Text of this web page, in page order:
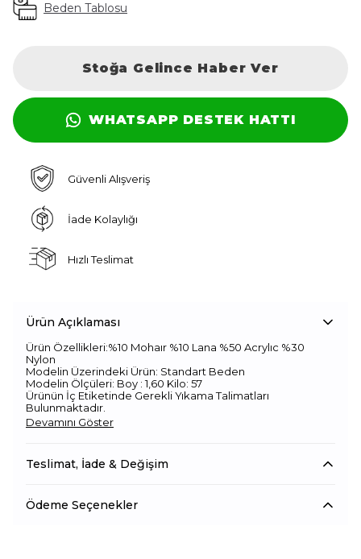
Beden Tablosu
Stoğa Gelince Haber Ver
WHATSAPP DESTEK HATTI
Güvenli Alışveriş
İade Kolaylığı
Hızlı Teslimat
Ürün Açıklaması
Ürün Özellikleri:%10 Mohaır %10 Lana %50 Acrylıc %30
Nylon
Modelin Üzerindeki Ürün: Standart Beden
Modelin Ölçüleri: Boy : 1,60 Kilo: 57
Ürünün İç Etiketinde Gerekli Yıkama Talimatları
Bulunmaktadır.
Devamını Göster
Teslimat, İade & Değişim
Ödeme Seçenekler